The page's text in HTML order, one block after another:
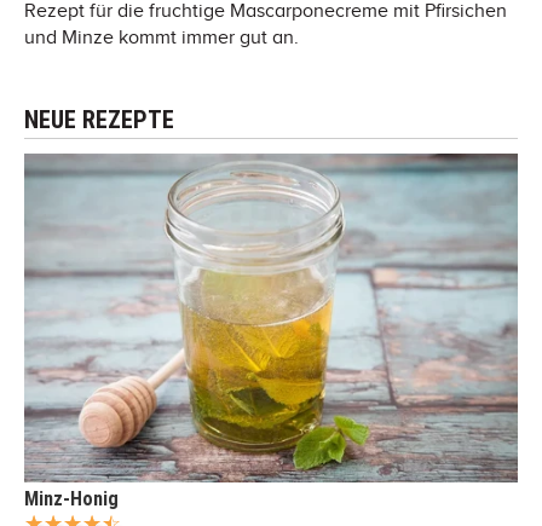
Rezept für die fruchtige Mascarponecreme mit Pfirsichen
und Minze kommt immer gut an.
NEUE REZEPTE
Minz-Honig